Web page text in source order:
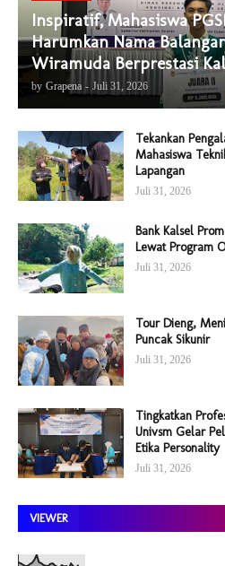
Inspiratif, Mahasiswa
Harumkan Nama
Wiramuda Berprestasi
by Grapena - Juli 31, 2026
Tekankan
Mahasiswa
Lapangan
Juli 31, 2026
Bank Kalsel
Lewat Program
Juli 31, 2026
Tour Dieng,
Puncak Sikunir
Juli 31, 2026
Tingkatkan
Univsm Gelar
Etika Personality
Juli 31, 2026
VIEWER